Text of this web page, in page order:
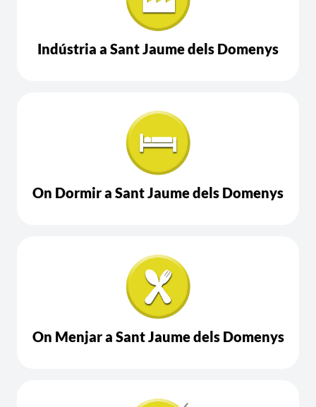
Indústria a Sant Jaume dels Domenys
On Dormir a Sant Jaume dels Domenys
On Menjar a Sant Jaume dels Domenys